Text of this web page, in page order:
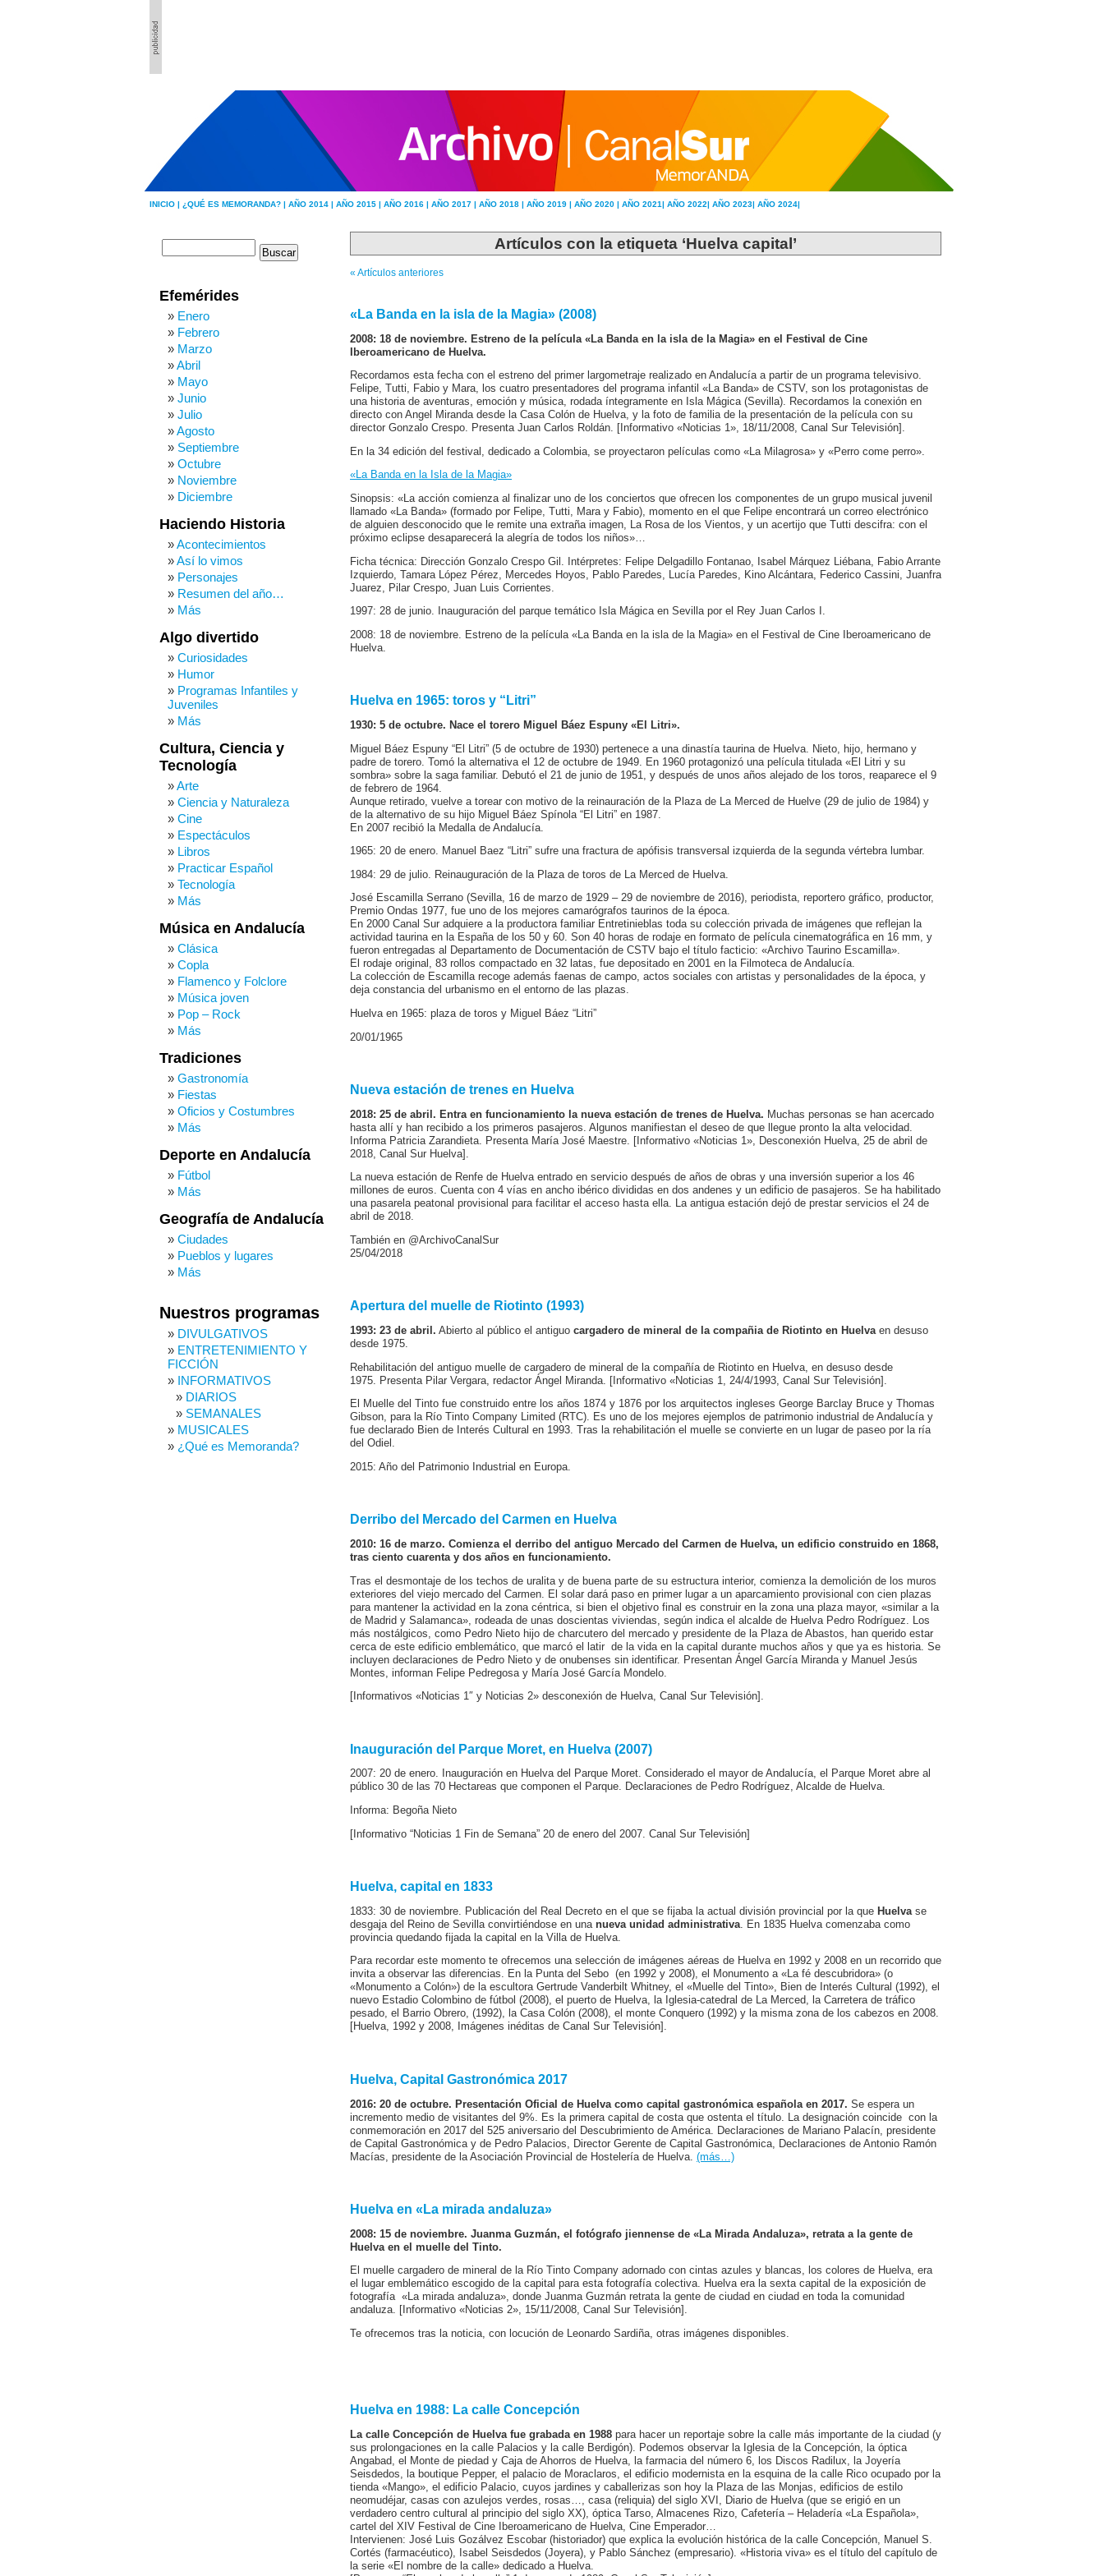
INICIO | ¿QUÉ ES MEMORANDA? | AÑO 2014 | AÑO 2015 | AÑO 2016 | AÑO 2017 | AÑO 2018 | AÑO 2019 | AÑO 2020 | AÑO 2021| AÑO 2022| AÑO 2023| AÑO 2024|
Artículos con la etiqueta ‘Huelva capital’
« Artículos anteriores
«La Banda en la isla de la Magia» (2008)
2008: 18 de noviembre. Estreno de la película «La Banda en la isla de la Magia» en el Festival de Cine
Iberoamericano de Huelva.
Recordamos esta fecha con el estreno del primer largometraje realizado en Andalucía a partir de un programa televisivo.
Felipe, Tutti, Fabio y Mara, los cuatro presentadores del programa infantil «La Banda» de CSTV, son los protagonistas de
una historia de aventuras, emoción y música, rodada íntegramente en Isla Mágica (Sevilla). Recordamos la conexión en
directo con Angel Miranda desde la Casa Colón de Huelva, y la foto de familia de la presentación de la película con su
director Gonzalo Crespo. Presenta Juan Carlos Roldán. [Informativo «Noticias 1», 18/11/2008, Canal Sur Televisión].
En la 34 edición del festival, dedicado a Colombia, se proyectaron películas como «La Milagrosa» y «Perro come perro».
«La Banda en la Isla de la Magia»
Sinopsis: «La acción comienza al finalizar uno de los conciertos que ofrecen los componentes de un grupo musical juvenil
llamado «La Banda» (formado por Felipe, Tutti, Mara y Fabio), momento en el que Felipe encontrará un correo electrónico
de alguien desconocido que le remite una extraña imagen, La Rosa de los Vientos, y un acertijo que Tutti descifra: con el
próximo eclipse desaparecerá la alegría de todos los niños»…
Ficha técnica: Dirección Gonzalo Crespo Gil. Intérpretes: Felipe Delgadillo Fontanao, Isabel Márquez Liébana, Fabio Arrante
Izquierdo, Tamara López Pérez, Mercedes Hoyos, Pablo Paredes, Lucía Paredes, Kino Alcántara, Federico Cassini, Juanfra
Juarez, Pilar Crespo, Juan Luis Corrientes.
1997: 28 de junio. Inauguración del parque temático Isla Mágica en Sevilla por el Rey Juan Carlos I.
2008: 18 de noviembre. Estreno de la película «La Banda en la isla de la Magia» en el Festival de Cine Iberoamericano de
Huelva.
Huelva en 1965: toros y “Litri”
1930: 5 de octubre. Nace el torero Miguel Báez Espuny «El Litri».
Miguel Báez Espuny “El Litri” (5 de octubre de 1930) pertenece a una dinastía taurina de Huelva. Nieto, hijo, hermano y
padre de torero. Tomó la alternativa el 12 de octubre de 1949. En 1960 protagonizó una película titulada «El Litri y su
sombra» sobre la saga familiar. Debutó el 21 de junio de 1951, y después de unos años alejado de los toros, reaparece el 9
de febrero de 1964.
Aunque retirado, vuelve a torear con motivo de la reinauración de la Plaza de La Merced de Huelve (29 de julio de 1984) y
de la alternativo de su hijo Miguel Báez Spínola “El Litri” en 1987.
En 2007 recibió la Medalla de Andalucía.
1965: 20 de enero. Manuel Baez “Litri” sufre una fractura de apófisis transversal izquierda de la segunda vértebra lumbar.
1984: 29 de julio. Reinauguración de la Plaza de toros de La Merced de Huelva.
José Escamilla Serrano (Sevilla, 16 de marzo de 1929 – 29 de noviembre de 2016), periodista, reportero gráfico, productor,
Premio Ondas 1977, fue uno de los mejores camarógrafos taurinos de la época.
En 2000 Canal Sur adquiere a la productora familiar Entretinieblas toda su colección privada de imágenes que reflejan la
actividad taurina en la España de los 50 y 60. Son 40 horas de rodaje en formato de película cinematográfica en 16 mm, y
fueron entregadas al Departamento de Documentación de CSTV bajo el título facticio: «Archivo Taurino Escamilla».
El rodaje original, 83 rollos compactado en 32 latas, fue depositado en 2001 en la Filmoteca de Andalucía.
La colección de Escamilla recoge además faenas de campo, actos sociales con artistas y personalidades de la época, y
deja constancia del urbanismo en el entorno de las plazas.
Huelva en 1965: plaza de toros y Miguel Báez “Litri”
20/01/1965
Nueva estación de trenes en Huelva
2018: 25 de abril. Entra en funcionamiento la nueva estación de trenes de Huelva. Muchas personas se han acercado
hasta allí y han recibido a los primeros pasajeros. Algunos manifiestan el deseo de que llegue pronto la alta velocidad.
Informa Patricia Zarandieta. Presenta María José Maestre. [Informativo «Noticias 1», Desconexión Huelva, 25 de abril de
2018, Canal Sur Huelva].
La nueva estación de Renfe de Huelva entrado en servicio después de años de obras y una inversión superior a los 46
millones de euros. Cuenta con 4 vías en ancho ibérico divididas en dos andenes y un edificio de pasajeros. Se ha habilitado
una pasarela peatonal provisional para facilitar el acceso hasta ella. La antigua estación dejó de prestar servicios el 24 de
abril de 2018.
También en @ArchivoCanalSur
25/04/2018
Apertura del muelle de Riotinto (1993)
1993: 23 de abril. Abierto al público el antiguo cargadero de mineral de la compañia de Riotinto en Huelva en desuso
desde 1975.
Rehabilitación del antiguo muelle de cargadero de mineral de la compañía de Riotinto en Huelva, en desuso desde
1975. Presenta Pilar Vergara, redactor Ángel Miranda. [Informativo «Noticias 1, 24/4/1993, Canal Sur Televisión].
El Muelle del Tinto fue construido entre los años 1874 y 1876 por los arquitectos ingleses George Barclay Bruce y Thomas
Gibson, para la Río Tinto Company Limited (RTC). Es uno de los mejores ejemplos de patrimonio industrial de Andalucía y
fue declarado Bien de Interés Cultural en 1993. Tras la rehabilitación el muelle se convierte en un lugar de paseo por la ría
del Odiel.
2015: Año del Patrimonio Industrial en Europa.
Derribo del Mercado del Carmen en Huelva
2010: 16 de marzo. Comienza el derribo del antiguo Mercado del Carmen de Huelva, un edificio construido en 1868,
tras ciento cuarenta y dos años en funcionamiento.
Tras el desmontaje de los techos de uralita y de buena parte de su estructura interior, comienza la demolición de los muros
exteriores del viejo mercado del Carmen. El solar dará paso en primer lugar a un aparcamiento provisional con cien plazas
para mantener la actividad en la zona céntrica, si bien el objetivo final es construir en la zona una plaza mayor, «similar a la
de Madrid y Salamanca», rodeada de unas doscientas viviendas, según indica el alcalde de Huelva Pedro Rodríguez. Los
más nostálgicos, como Pedro Nieto hijo de charcutero del mercado y presidente de la Plaza de Abastos, han querido estar
cerca de este edificio emblemático, que marcó el latir de la vida en la capital durante muchos años y que ya es historia. Se
incluyen declaraciones de Pedro Nieto y de onubenses sin identificar. Presentan Ángel García Miranda y Manuel Jesús
Montes, informan Felipe Pedregosa y María José García Mondelo.
[Informativos «Noticias 1″ y Noticias 2» desconexión de Huelva, Canal Sur Televisión].
Inauguración del Parque Moret, en Huelva (2007)
2007: 20 de enero. Inauguración en Huelva del Parque Moret. Considerado el mayor de Andalucía, el Parque Moret abre al
público 30 de las 70 Hectareas que componen el Parque. Declaraciones de Pedro Rodríguez, Alcalde de Huelva.
Informa: Begoña Nieto
[Informativo “Noticias 1 Fin de Semana” 20 de enero del 2007. Canal Sur Televisión]
Huelva, capital en 1833
1833: 30 de noviembre. Publicación del Real Decreto en el que se fijaba la actual división provincial por la que Huelva se
desgaja del Reino de Sevilla convirtiéndose en una nueva unidad administrativa . En 1835 Huelva comenzaba como
provincia quedando fijada la capital en la Villa de Huelva.
Para recordar este momento te ofrecemos una selección de imágenes aéreas de Huelva en 1992 y 2008 en un recorrido que
invita a observar las diferencias. En la Punta del Sebo (en 1992 y 2008), el Monumento a «La fé descubridora» (o
«Monumento a Colón») de la escultora Gertrude Vanderbilt Whitney, el «Muelle del Tinto», Bien de Interés Cultural (1992), el
nuevo Estadio Colombino de fútbol (2008), el puerto de Huelva, la Iglesia-catedral de La Merced, la Carretera de tráfico
pesado, el Barrio Obrero, (1992), la Casa Colón (2008), el monte Conquero (1992) y la misma zona de los cabezos en 2008.
[Huelva, 1992 y 2008, Imágenes inéditas de Canal Sur Televisión].
Huelva, Capital Gastronómica 2017
2016: 20 de octubre. Presentación Oficial de Huelva como capital gastronómica española en 2017. Se espera un
incremento medio de visitantes del 9%. Es la primera capital de costa que ostenta el título. La designación coincide con la
conmemoración en 2017 del 525 aniversario del Descubrimiento de América. Declaraciones de Mariano Palacín, presidente
de Capital Gastronómica y de Pedro Palacios, Director Gerente de Capital Gastronómica, Declaraciones de Antonio Ramón
Macías, presidente de la Asociación Provincial de Hostelería de Huelva. (más…)
Huelva en «La mirada andaluza»
2008: 15 de noviembre. Juanma Guzmán, el fotógrafo jiennense de «La Mirada Andaluza», retrata a la gente de
Huelva en el muelle del Tinto.
El muelle cargadero de mineral de la Río Tinto Company adornado con cintas azules y blancas, los colores de Huelva, era
el lugar emblemático escogido de la capital para esta fotografía colectiva. Huelva era la sexta capital de la exposición de
fotografía «La mirada andaluza», donde Juanma Guzmán retrata la gente de ciudad en ciudad en toda la comunidad
andaluza. [Informativo «Noticias 2», 15/11/2008, Canal Sur Televisión].
Te ofrecemos tras la noticia, con locución de Leonardo Sardiña, otras imágenes disponibles.
Huelva en 1988: La calle Concepción
La calle Concepción de Huelva fue grabada en 1988 para hacer un reportaje sobre la calle más importante de la ciudad (y
sus prolongaciones en la calle Palacios y la calle Berdigón). Podemos observar la Iglesia de la Concepción, la óptica
Angabad, el Monte de piedad y Caja de Ahorros de Huelva, la farmacia del número 6, los Discos Radilux, la Joyería
Seisdedos, la boutique Pepper, el palacio de Moraclaros, el edificio modernista en la esquina de la calle Rico ocupado por la
tienda «Mango», el edificio Palacio, cuyos jardines y caballerizas son hoy la Plaza de las Monjas, edificios de estilo
neomudéjar, casas con azulejos verdes, rosas…, casa (reliquia) del siglo XVI, Diario de Huelva (que se erigió en un
verdadero centro cultural al principio del siglo XX), óptica Tarso, Almacenes Rizo, Cafetería – Heladería «La Española»,
cartel del XIV Festival de Cine Iberoamericano de Huelva, Cine Emperador…
Intervienen: José Luis Gozálvez Escobar (historiador) que explica la evolución histórica de la calle Concepción, Manuel S.
Cortés (farmacéutico), Isabel Seisdedos (Joyera), y Pablo Sánchez (empresario). «Historia viva» es el título del capítulo de
la serie «El nombre de la calle» dedicado a Huelva.
Efemérides
Enero
Febrero
Marzo
Abril
Mayo
Junio
Julio
Agosto
Septiembre
Octubre
Noviembre
Diciembre
Haciendo Historia
Acontecimientos
Así lo vimos
Personajes
Resumen del año…
Más
Algo divertido
Curiosidades
Humor
Programas Infantiles y
Juveniles
Más
Cultura, Ciencia y
Tecnología
Arte
Ciencia y Naturaleza
Cine
Espectáculos
Libros
Practicar Español
Tecnología
Más
Música en Andalucía
Clásica
Copla
Flamenco y Folclore
Música joven
Pop – Rock
Más
Tradiciones
Gastronomía
Fiestas
Oficios y Costumbres
Más
Deporte en Andalucía
Fútbol
Más
Geografía de Andalucía
Ciudades
Pueblos y lugares
Más
Nuestros programas
DIVULGATIVOS
ENTRETENIMIENTO Y
FICCIÓN
INFORMATIVOS
DIARIOS
SEMANALES
MUSICALES
¿Qué es Memoranda?